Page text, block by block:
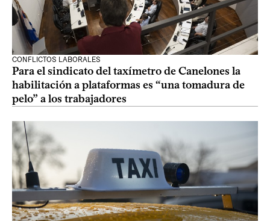
CONFLICTOS LABORALES
Para el sindicato del taxímetro de Canelones la
habilitación a plataformas es “una tomadura de
pelo” a los trabajadores